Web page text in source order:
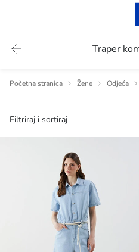
Traper
Početna stranica Žene Odjeća
Filtriraj i sortiraj